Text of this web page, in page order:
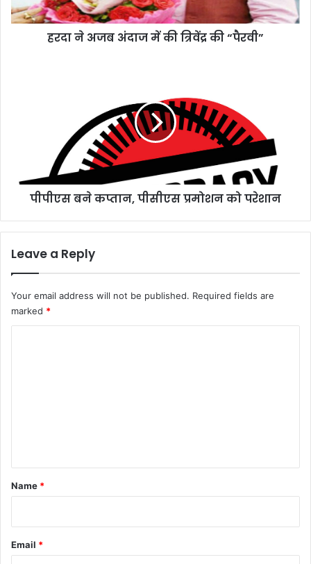
की
“पैरवी”
हरदा ने अजब अंदाज में की त्रिवेंद्र की “पैरवी”
पीपीएस बने कप्तान, पीसीएस प्रमोशन को परेशान
Leave a Reply
Your email address will not be published. Required fields are
marked *
*
Name *
Email *